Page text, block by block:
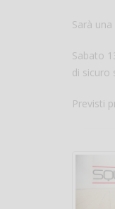
Sarà
Sabato
di sicuro
Previsti